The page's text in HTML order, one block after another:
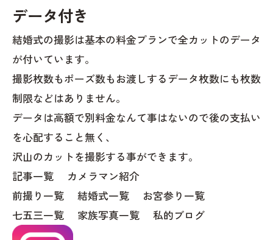
データ付き
結婚式の撮影は基本の料金プランで全カットのデータ
が付いています。
撮影枚数もポーズ数もお渡しするデータ枚数にも枚数
制限などはありません。
データは高額で別料金なんて事はないので後の支払い
を心配すること無く、
沢山のカットを撮影する事ができます。
記事一覧
カメラマン紹介
前撮り一覧
結婚式一覧
お宮参り一覧
七五三一覧
家族写真一覧 私的ブログ